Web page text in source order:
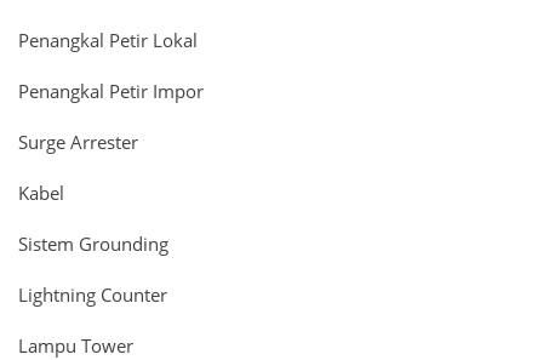
Penangkal Petir Lokal
Penangkal Petir Impor
Surge Arrester
Kabel
Sistem Grounding
Lightning Counter
Lampu Tower